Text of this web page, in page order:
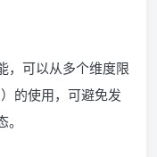
，可以从多个维度限
的使用，可避免发